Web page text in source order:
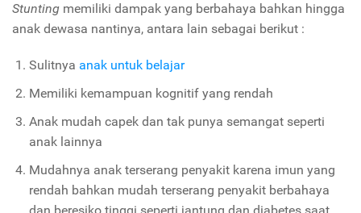
Stunting memiliki dampak yang berbahaya bahkan hingga
anak dewasa nantinya, antara lain sebagai berikut :
Sulitnya anak untuk belajar
Memiliki kemampuan kognitif yang rendah
Anak mudah capek dan tak punya semangat seperti
anak lainnya
Mudahnya anak terserang penyakit karena imun yang
rendah bahkan mudah terserang penyakit berbahaya